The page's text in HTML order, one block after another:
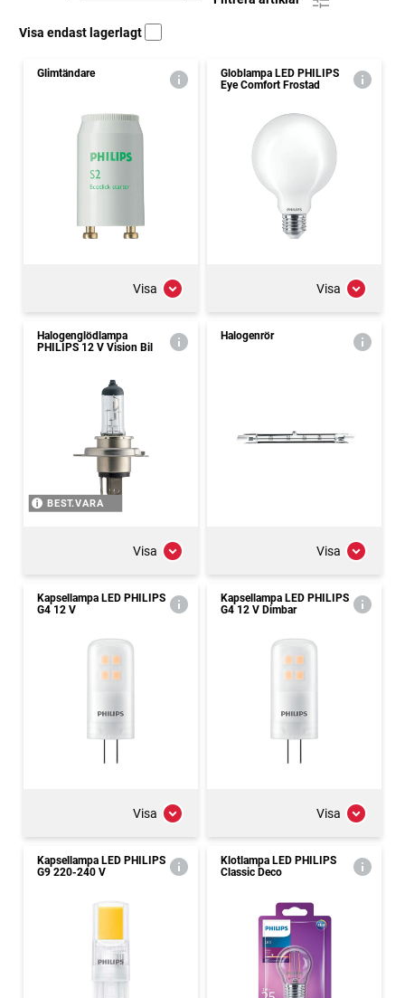
Visa endast lagerlagt
Glimtändare
Visa
Globlampa LED PHILIPS
Eye Comfort Frostad
Visa
Halogenglödlampa
PHILIPS 12 V Vision Bil
BEST.VARA
Visa
Halogenrör
Visa
Kapsellampa LED PHILIPS
G4 12 V
Visa
Kapsellampa LED PHILIPS
G4 12 V Dimbar
Visa
Kapsellampa LED PHILIPS
G9 220-240 V
Klotlampa LED PHILIPS
Classic Deco